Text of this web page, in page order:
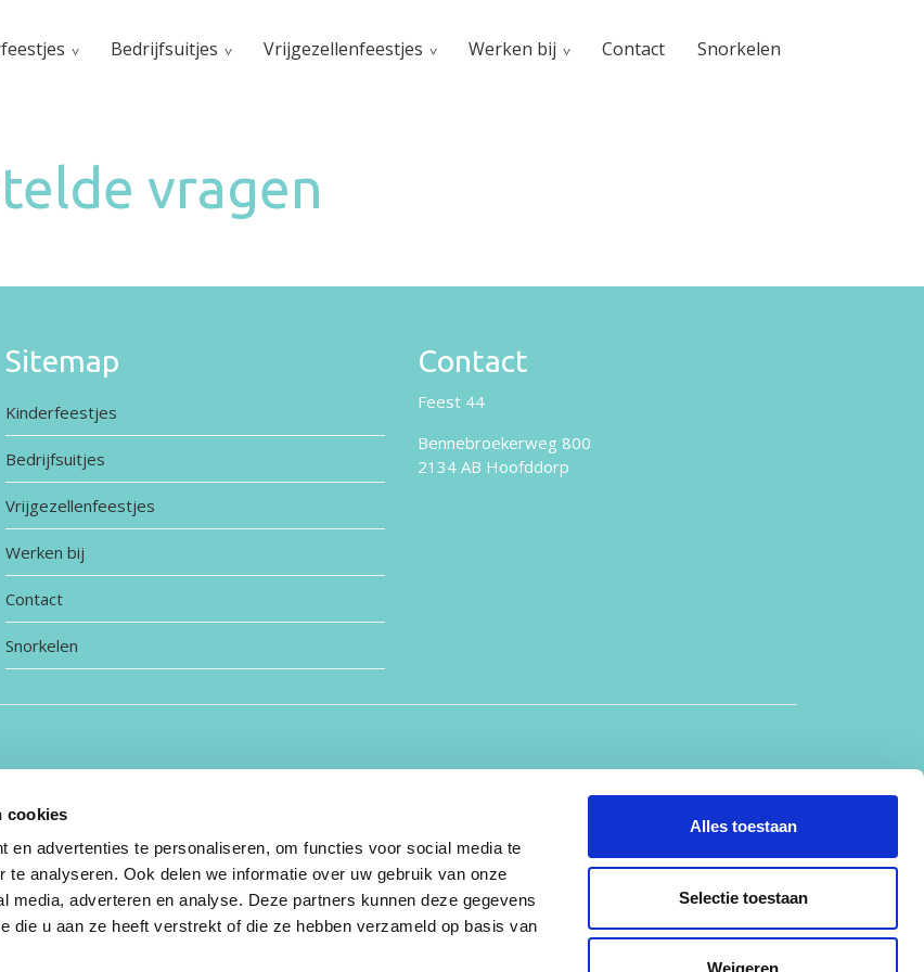
cookies
en advertenties te personaliseren, om functies voor social media te
te analyseren. Ook delen we informatie over uw gebruik van onze
media, adverteren en analyse. Deze partners kunnen deze gegevens
die u aan ze heeft verstrekt of die ze hebben verzameld op basis van
Alles toestaan
Selectie toestaan
Weigeren
Bedrijfsuitjes Vrijgezellenfeestjes Werken bij Contact Snorkelen
vragen
Sitemap
Kinderfeestjes
Bedrijfsuitjes
Vrijgezellenfeestjes
Werken bij
Contact
Snorkelen
Contact
Feest 44
Bennebroekerweg 800
2134 AB Hoofddorp
Algemene voorwaarden